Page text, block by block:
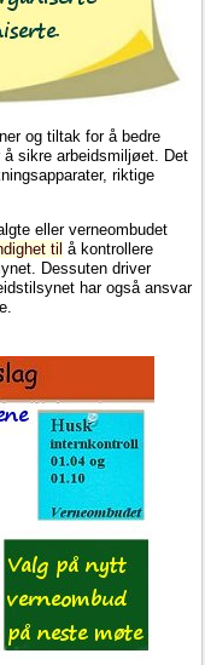
og tiltak for å bedre
sikre arbeidsmiljøet. Det
riktige
eller verneombudet
til å kontrollere
Dessuten driver
har også ansvar